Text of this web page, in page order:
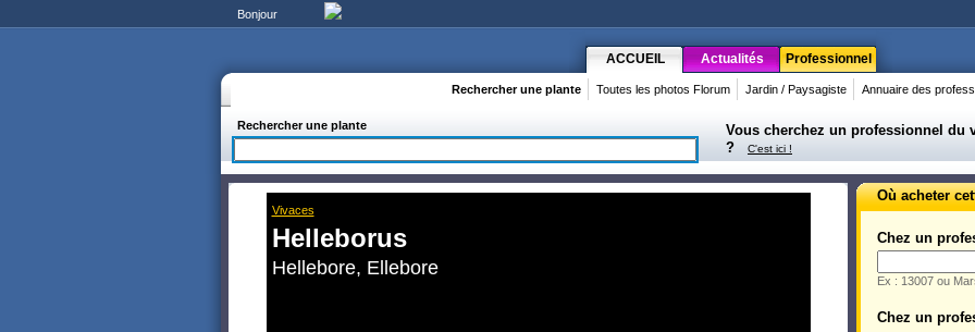
Bonjour
ACCUEIL Actualités Professionnel
Rechercher une plante Toutes les photos Florum Jardin / Paysagiste Annuaire des
Rechercher une plante
Vous cherchez un professionnel du
?
C'est ici !
Vivaces
Helleborus
Hellebore, Ellebore
Où acheter
Chez un
Ex : 13007 ou
Chez un